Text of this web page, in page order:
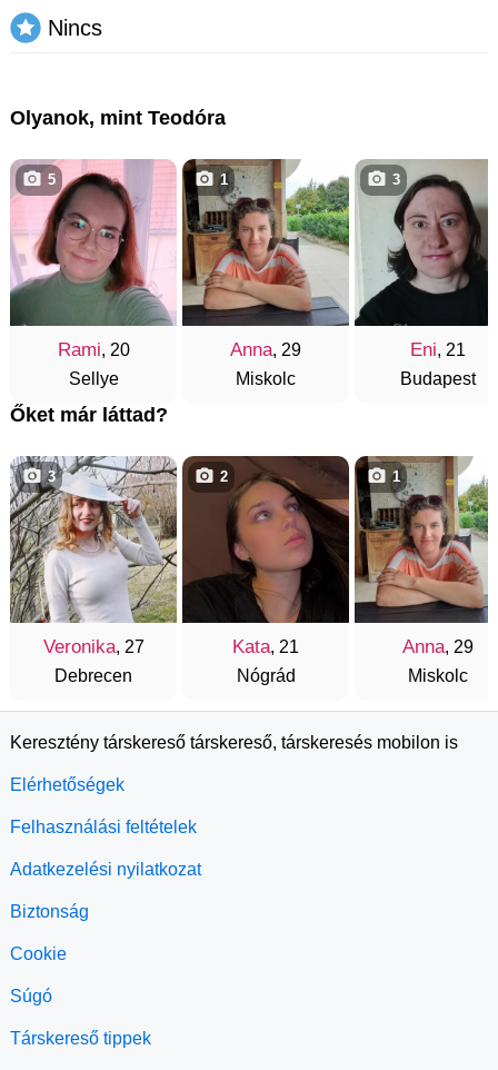
Nincs
Olyanok, mint Teodóra
Rami, 20
Sellye
5
Anna, 29
Miskolc
1
Eni, 21
Budapest
3
Őket már láttad?
Veronika, 27
Debrecen
3
Kata, 21
Nógrád
2
Anna, 29
Miskolc
1
Keresztény társkereső társkereső, társkeresés mobilon is
Elérhetőségek
Felhasználási feltételek
Adatkezelési nyilatkozat
Biztonság
Cookie
Súgó
Társkereső tippek